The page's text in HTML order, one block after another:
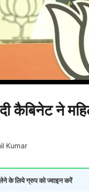
कैबिनेट ने
Kumar
के लिये ग्रुप को ज्वाइन करें